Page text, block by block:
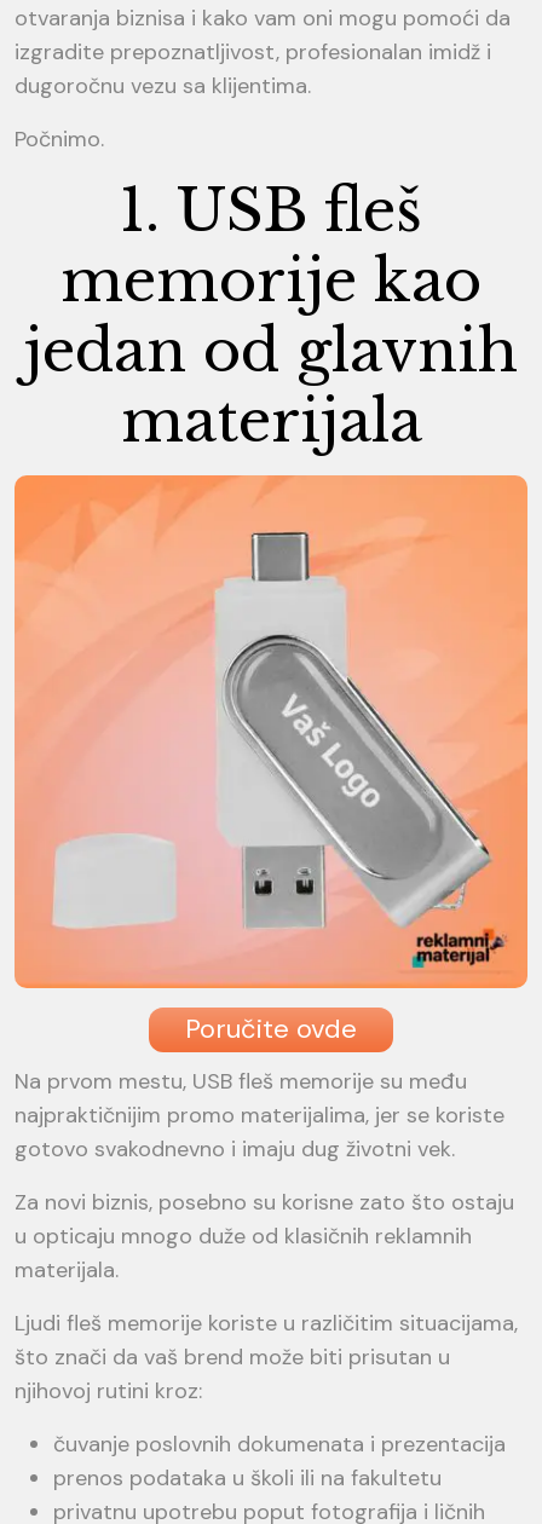
otvaranja biznisa i kako vam oni mogu pomoći da
izgradite prepoznatljivost, profesionalan imidž i
dugoročnu vezu sa klijentima.
Počnimo.
1. USB fleš
memorije kao
jedan od glavnih
materijala
Poručite ovde
Na prvom mestu, USB fleš memorije su među
najpraktičnijim promo materijalima, jer se koriste
gotovo svakodnevno i imaju dug životni vek.
Za novi biznis, posebno su korisne zato što ostaju
u opticaju mnogo duže od klasičnih reklamnih
materijala.
Ljudi fleš memorije koriste u različitim situacijama,
što znači da vaš brend može biti prisutan u
njihovoj rutini kroz:
čuvanje poslovnih dokumenata i prezentacija
prenos podataka u školi ili na fakultetu
privatnu upotrebu poput fotografija i ličnih